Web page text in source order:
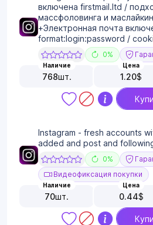
включена firstmail.ltd /
массфоловинга и
+Электронная почта
format:login:password /
0%
Наличие
768шт.
Цена
1.20$
Instagram - fresh accounts
added and post and
0%
Видеофиксация покупки
Наличие
70шт.
Цена
0.44$